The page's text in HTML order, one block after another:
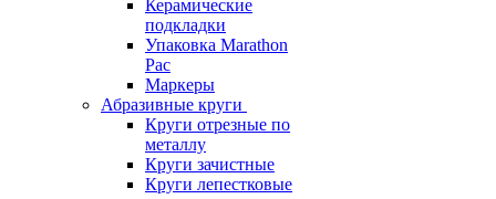
Керамические
подкладки
Упаковка Marathon
Pac
Маркеры
Абразивные круги
Круги отрезные по
металлу
Круги зачистные
Круги лепестковые